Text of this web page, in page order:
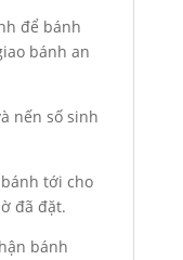
để bánh
bánh an
nến số sinh
tới cho
đã đặt.
bánh